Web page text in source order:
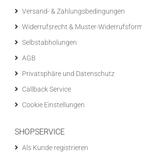
Versand- & Zahlungsbedingungen
Widerrufsrecht & Muster-
Selbstabholungen
AGB
Privatsphäre und Datenschutz
Callback Service
Cookie Einstellungen
SHOPSERVICE
Als Kunde registrieren